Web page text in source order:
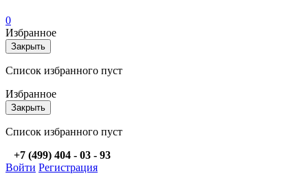
0
Избранное
Закрыть
Список избранного пуст
Избранное
Закрыть
Список избранного пуст
+7 (499) 404 - 03 - 93
Войти Регистрация